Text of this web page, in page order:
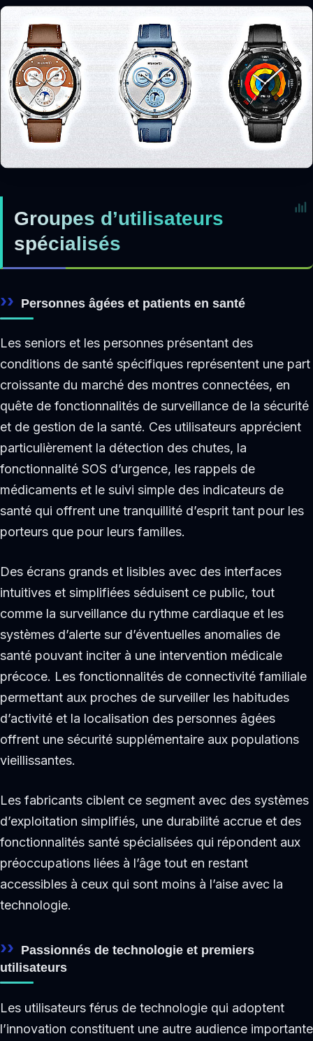
Groupes d’utilisateurs
spécialisés
Personnes âgées et patients en santé
Les seniors et les personnes présentant des
conditions de santé spécifiques représentent une part
croissante du marché des montres connectées, en
quête de fonctionnalités de surveillance de la sécurité
et de gestion de la santé. Ces utilisateurs apprécient
particulièrement la détection des chutes, la
fonctionnalité SOS d’urgence, les rappels de
médicaments et le suivi simple des indicateurs de
santé qui offrent une tranquillité d’esprit tant pour les
porteurs que pour leurs familles.
Des écrans grands et lisibles avec des interfaces
intuitives et simplifiées séduisent ce public, tout
comme la surveillance du rythme cardiaque et les
systèmes d’alerte sur d’éventuelles anomalies de
santé pouvant inciter à une intervention médicale
précoce. Les fonctionnalités de connectivité familiale
permettant aux proches de surveiller les habitudes
d’activité et la localisation des personnes âgées
offrent une sécurité supplémentaire aux populations
vieillissantes.
Les fabricants ciblent ce segment avec des systèmes
d’exploitation simplifiés, une durabilité accrue et des
fonctionnalités santé spécialisées qui répondent aux
préoccupations liées à l’âge tout en restant
accessibles à ceux qui sont moins à l’aise avec la
technologie.
Passionnés de technologie et premiers
utilisateurs
Les utilisateurs férus de technologie qui adoptent
l’innovation constituent une autre audience importante